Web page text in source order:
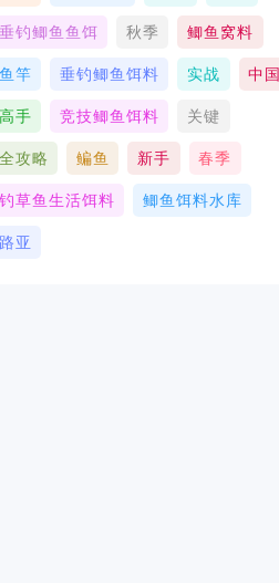
垂钓鲫鱼鱼饵 秋季 鲫鱼窝料
鱼竿 垂钓鲫鱼饵料 实战 中国
高手 竞技鲫鱼饵料 关键
全攻略 鳊鱼 新手 春季
钓草鱼生活饵料 鲫鱼饵料水库
路亚